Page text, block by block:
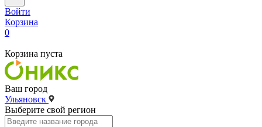
Войти
Корзина
0
Корзина пуста
Ваш город
Ульяновск
Выберите свой регион